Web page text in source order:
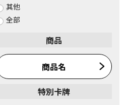
其他
全部
商品
商品名
特別卡牌